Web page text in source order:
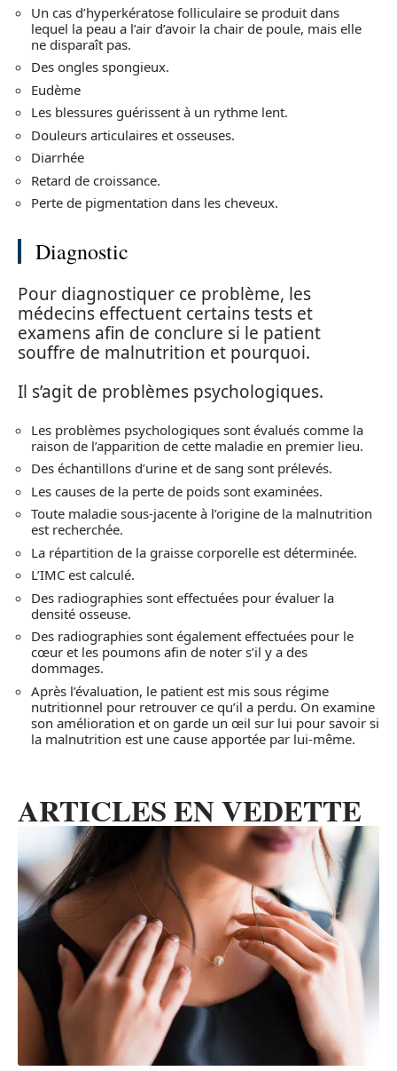
Un cas d’hyperkératose folliculaire se produit dans
lequel la peau a l’air d’avoir la chair de poule, mais elle
ne disparaît pas.
Des ongles spongieux.
Eudème
Les blessures guérissent à un rythme lent.
Douleurs articulaires et osseuses.
Diarrhée
Retard de croissance.
Perte de pigmentation dans les cheveux.
Diagnostic
Pour diagnostiquer ce problème, les
médecins effectuent certains tests et
examens afin de conclure si le patient
souffre de malnutrition et pourquoi.
Il s’agit de problèmes psychologiques.
Les problèmes psychologiques sont évalués comme la
raison de l’apparition de cette maladie en premier lieu.
Des échantillons d’urine et de sang sont prélevés.
Les causes de la perte de poids sont examinées.
Toute maladie sous-jacente à l’origine de la malnutrition
est recherchée.
La répartition de la graisse corporelle est déterminée.
L’IMC est calculé.
Des radiographies sont effectuées pour évaluer la
densité osseuse.
Des radiographies sont également effectuées pour le
cœur et les poumons afin de noter s’il y a des
dommages.
Après l’évaluation, le patient est mis sous régime
nutritionnel pour retrouver ce qu’il a perdu. On examine
son amélioration et on garde un œil sur lui pour savoir si
la malnutrition est une cause apportée par lui-même.
ARTICLES EN VEDETTE